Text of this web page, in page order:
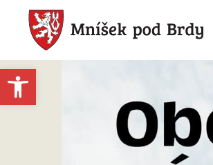
Open toolbar